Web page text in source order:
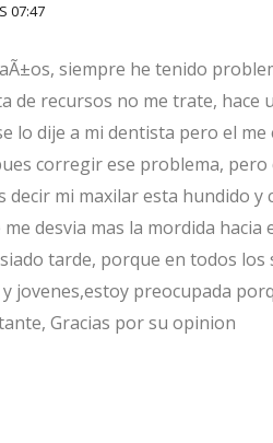
07:47
siempre he tenido
de recursos no me trate, hace
lo dije a mi dentista pero el
corregir ese problema,
decir mi maxilar esta hundido
desvia mas la mordida
tarde, porque en todos
jovenes,estoy preocupada
Gracias por su opinion